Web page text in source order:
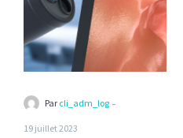
la
fibroscopie
pour
le
Par cli_adm_log -
19 juillet 2023